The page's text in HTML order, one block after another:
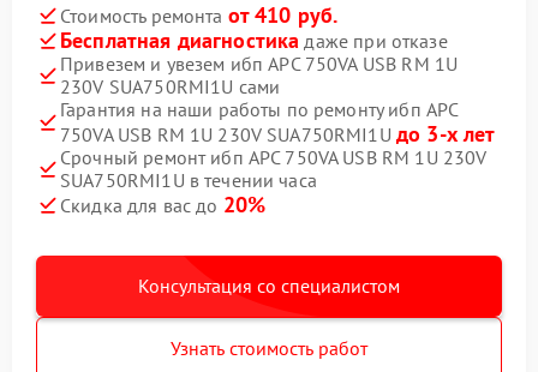
Стоимость ремонта от 410 руб.
Бесплатная диагностика даже при отказе
Привезем и увезем ибп APC 750VA USB RM 1U
230V SUA750RMI1U сами
Гарантия на наши работы по ремонту ибп APC
750VA USB RM 1U 230V SUA750RMI1U до 3-х лет
Срочный ремонт ибп APC 750VA USB RM 1U 230V
SUA750RMI1U в течении часа
Скидка для вас до 20%
Консультация со специалистом
Узнать стоимость работ